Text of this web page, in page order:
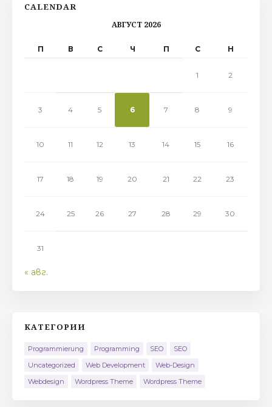
CALENDAR
АВГУСТ 2026
П В С Ч П С Н
1 2
3 4 5 6 7 8 9
10 11 12 13 14 15 16
17 18 19 20 21 22 23
24 25 26 27 28 29 30
31
« авг.
КАТЕГОРИИ
Programmierung Programming SEO
SEO
Uncategorized
Web Development
Web-Design
Webdesign
Wordpress Theme Wordpress Theme